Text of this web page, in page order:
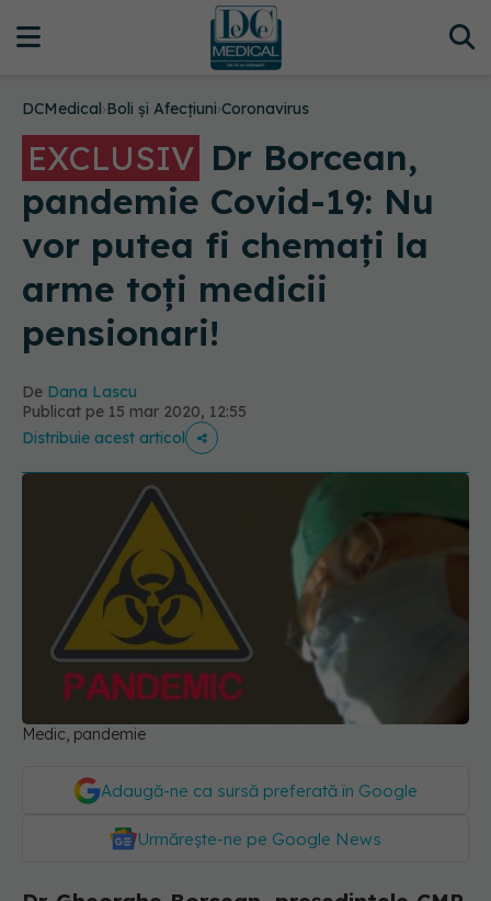
DCMedical›Boli și Afecțiuni›Coronavirus
EXCLUSIV Dr Borcean,
pandemie Covid-19: Nu
vor putea fi chemați la
arme toți medicii
pensionari!
De Dana Lascu
Publicat pe 15 mar 2020, 12:55
Distribuie acest articol
Medic, pandemie
Adaugă-ne ca sursă preferată în Google
Urmărește-ne pe Google News